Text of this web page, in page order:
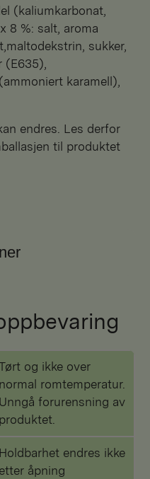
(kaliumkarbonat,
8 %: salt, aroma
sukker,
(E635),
karamell),
endres. Les derfor
til produktet
og ikke over
normal romtemperatur.
Unngå forurensning av
produktet.
Holdbarhet endres ikke
etter åpning